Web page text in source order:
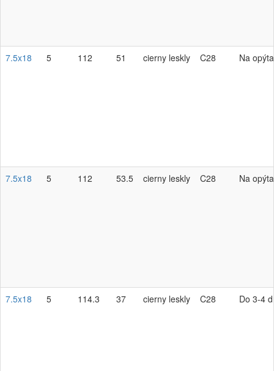
7.5x18 5 112 51 cierny leskly C28 Na
7.5x18 5 112 53.5 cierny leskly C28 Na
7.5x18 5 114.3 37 cierny leskly C28 Do 3-4